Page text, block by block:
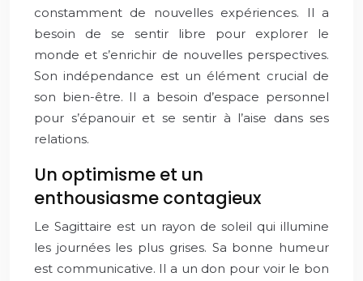
constamment de nouvelles expériences. Il a
besoin de se sentir libre pour explorer le
monde et s’enrichir de nouvelles perspectives.
Son indépendance est un élément crucial de
son bien-être. Il a besoin d’espace personnel
pour s’épanouir et se sentir à l’aise dans ses
relations.
Un optimisme et un
enthousiasme contagieux
Le Sagittaire est un rayon de soleil qui illumine
les journées les plus grises. Sa bonne humeur
est communicative. Il a un don pour voir le bon